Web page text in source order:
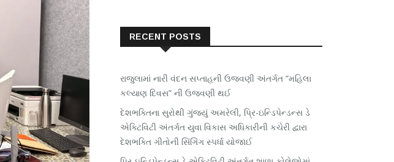
RECENT POSTS
રાજુલામાં નારી વંદન સપ્તાહની ઉજવણી અંતર્ગત “મહિલા
કલ્યાણ દિવસ” ની ઉજવણી થઈ
દેશભક્તિના સુરોથી ગુંજ્યું અમરેલી, પ્રિ-ઇન્ડિપેન્ડન્સ ડે
એક્ટિવિટી અંતર્ગત યુવા વિકાસ અધિકારીની કચેરી દ્વારા
દેશભક્તિ ગીતોની સિંગિંગ સ્પર્ધા યોજાઈ